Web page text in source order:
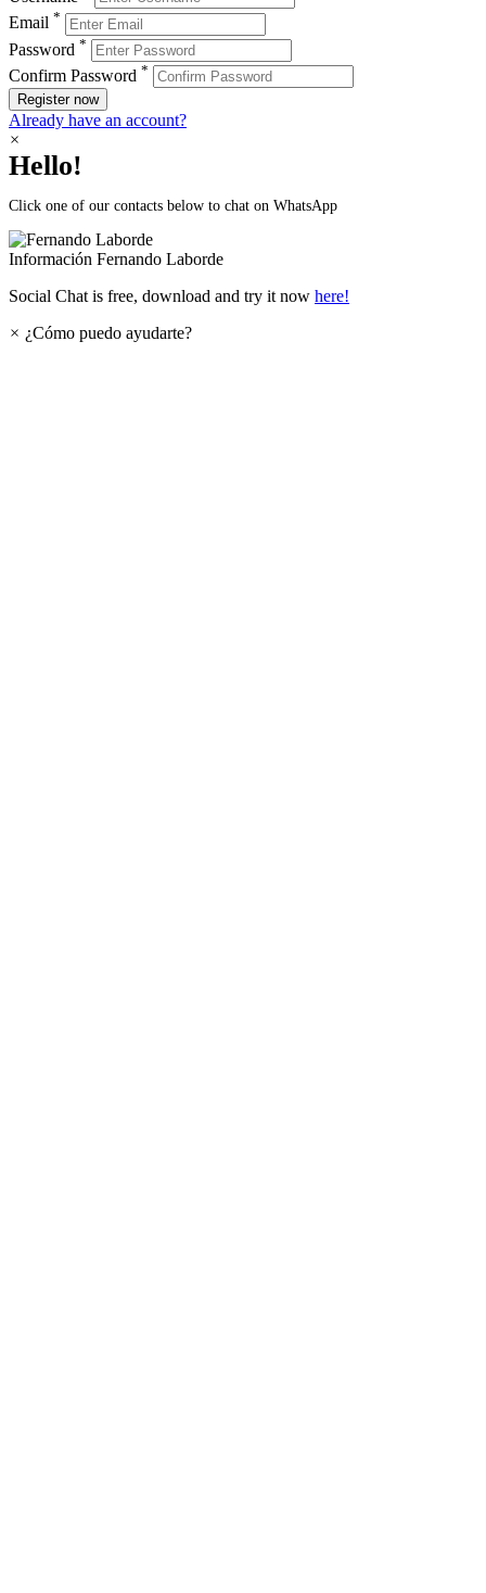
Email *
Password *
Confirm Password *
Register now
Already have an account?
×
Hello!
Click one of our contacts below to chat on WhatsApp
Información Fernando Laborde
Social Chat is free, download and try it now here!
× ¿Cómo puedo ayudarte?